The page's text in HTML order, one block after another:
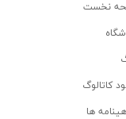
نخست
کاتالوگ
ها